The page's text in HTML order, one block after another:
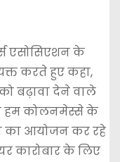
एसोसिएशन के
करते हुए कहा,
को बढ़ावा देने वाले
हम कोलनमेस्से के
का आयोजन कर रहे
कारोबार के लिए